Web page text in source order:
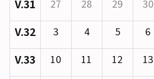
V.31
27 28 29 30
V.32 3 4 5 6
V.33 10 11 12 13